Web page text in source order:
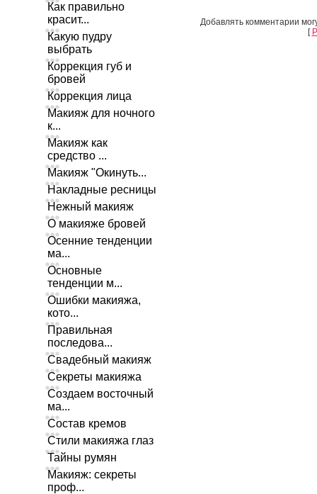
Как правильно
красит...
Какую пудру
выбрать
Коррекция губ и
бровей
Коррекция лица
Макияж для ночного
к...
Макияж как
средство ...
Макияж "Окинуть...
Накладные ресницы
Нежный макияж
О макияже бровей
Осенние тенденции
ма...
Основные
тенденции м...
Ошибки макияжа,
кото...
Правильная
последова...
Свадебный макияж
Секреты макияжа
Создаем восточный
ма...
Состав кремов
Стили макияжа глаз
Тайны румян
Макияж: секреты
проф...
Добавлять комментарии
[